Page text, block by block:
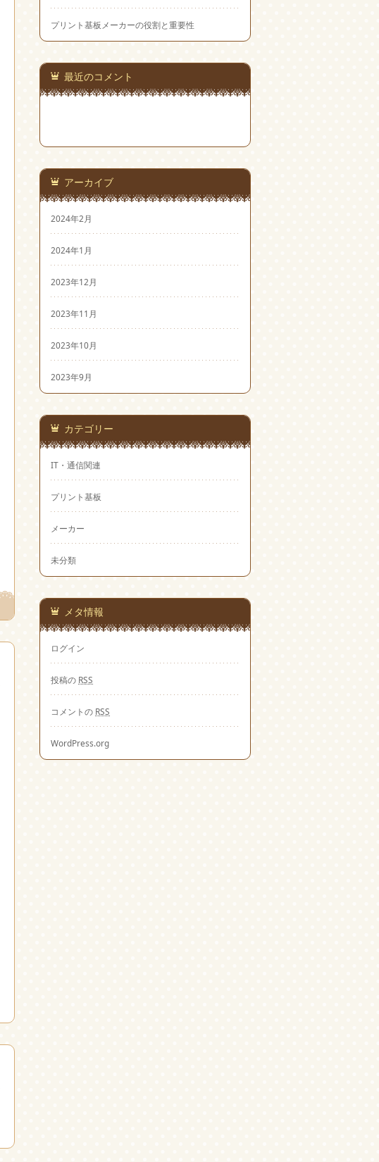
プリント基板メーカーの役割と重要性
最近のコメント
アーカイブ
2024年2月
2024年1月
2023年12月
2023年11月
2023年10月
2023年9月
カテゴリー
IT・通信関連
プリント基板
メーカー
未分類
メタ情報
ログイン
投稿の RSS
コメントの RSS
WordPress.org